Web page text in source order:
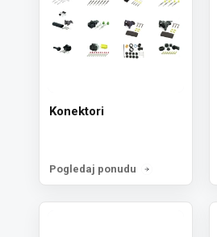
Konektori
Pogledaj ponudu